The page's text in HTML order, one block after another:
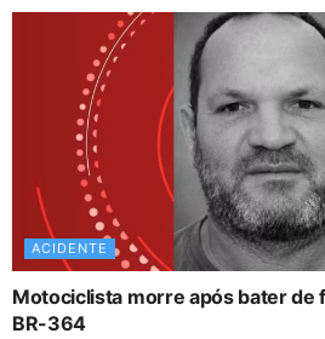
ACIDENTE
Motociclista morre após bater de
BR-364